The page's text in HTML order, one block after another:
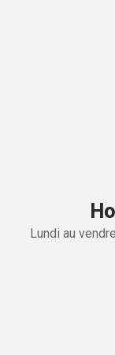
Lundi au